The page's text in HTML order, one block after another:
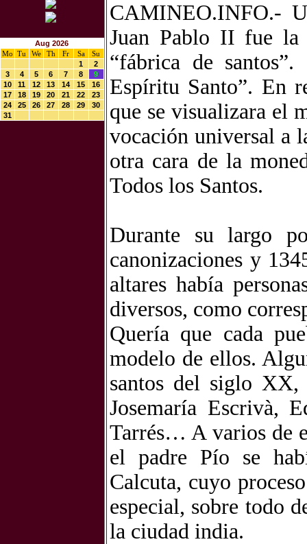
Aug 2026
Mo
Tu We Th Fr Sa
Su
1
2
3
4 5 6 7 8
9
10
11 12 13 14 15
16
17
18 19 20 21 22
23
24
25 26 27 28 29
30
31
CAMINEO.INFO.-
Juan Pablo II fue la
“fábrica de
Espíritu Santo”. En
que se visualizara el
vocación universal a
otra cara de la
Todos los Santos.
Durante su largo
canonizaciones y
altares había
diversos, como
Quería que cada
modelo de ellos.
santos del siglo
Josemaría Escrivà,
Tarrés… A varios de
el padre Pío se
Calcuta, cuyo
especial, sobre todo
la ciudad india.